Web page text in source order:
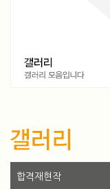
합격재현작